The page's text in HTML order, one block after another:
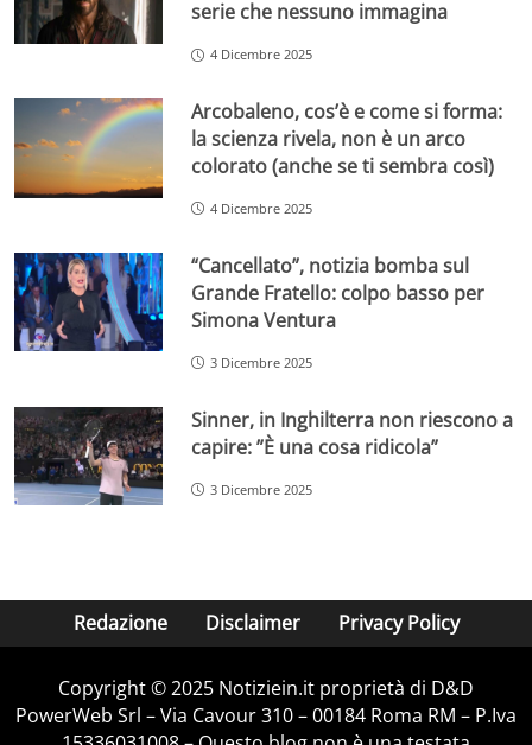
serie che nessuno immagina
4 Dicembre 2025
Arcobaleno, cos’è e come si forma:
la scienza rivela, non è un arco
colorato (anche se ti sembra così)
4 Dicembre 2025
“Cancellato”, notizia bomba sul
Grande Fratello: colpo basso per
Simona Ventura
3 Dicembre 2025
Sinner, in Inghilterra non riescono a
capire: ”È una cosa ridicola”
3 Dicembre 2025
Redazione Disclaimer Privacy Policy
Copyright © 2025 Notiziein.it proprietà di D&D
PowerWeb Srl – Via Cavour 310 – 00184 Roma RM – P.Iva